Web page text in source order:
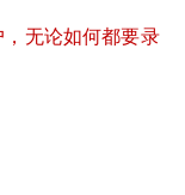
无论如何都要录